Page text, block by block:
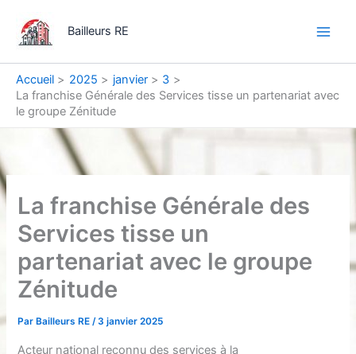
contenu
Bailleurs RE
Accueil 2025 janvier
3
La franchise Générale des Services tisse un partenariat avec
le groupe Zénitude
La franchise Générale des
Services tisse un
partenariat avec le groupe
Zénitude
Par Bailleurs RE/3 janvier 2025
Acteur national reconnu des services à la